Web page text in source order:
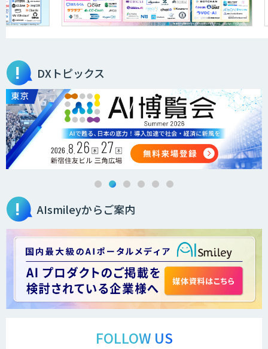
ローカルLLM×RAG「Cosnex」
DXセカンドオピニオン
生成AI活用コンサルティング
法人向け生成AIソリューション（受託開
発/PoC&コンサル）
DXトピックス
AIsmileyからご案内
FOLLOW US